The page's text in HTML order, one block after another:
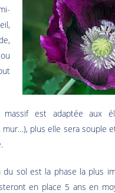
est adaptée aux
mur…), plus elle sera souple
du sol est la phase la plus
en place 5 ans en